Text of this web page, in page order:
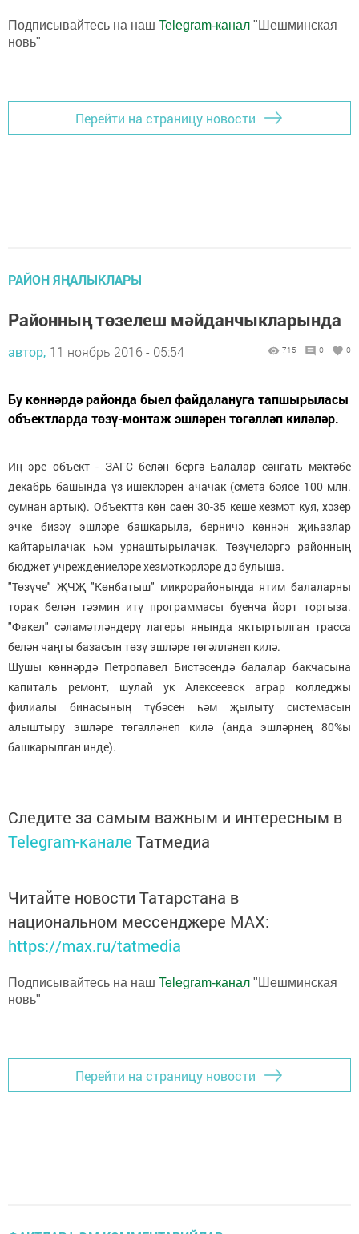
Подписывайтесь на наш Telegram-канал "Шешминская
новь"
Перейти на страницу новости
РАЙОН ЯҢАЛЫКЛАРЫ
Районның төзелеш мәйданчыкларында
автор, 11 ноябрь 2016 - 05:54 715 0 0
Бу көннәрдә районда быел файдалануга тапшырыласы
объектларда төзү-монтаж эшләрен төгәлләп киләләр.
Иң эре объект - ЗАГС белән бергә Балалар сәнгать мәктәбе
декабрь башында үз ишекләрен ачачак (смета бәясе 100 млн.
сумнан артык). Объектта көн саен 30-35 кеше хезмәт куя, хәзер
эчке бизәү эшләре башкарыла, берничә көннән җиһазлар
кайтарылачак һәм урнаштырылачак. Төзүчеләргә районның
бюджет учреждениеләре хезмәткәрләре дә булыша.
"Төзүче" ҖЧҖ "Көнбатыш" микрорайонында ятим балаларны
торак белән тәэмин итү программасы буенча йорт торгыза.
"Факел" сәламәтләндерү лагеры янында яктыртылган трасса
белән чаңгы базасын төзү эшләре төгәлләнеп килә.
Шушы көннәрдә Петропавел Бистәсендә балалар бакчасына
капиталь ремонт, шулай ук Алексеевск аграр колледжы
филиалы бинасының түбәсен һәм җылыту системасын
алыштыру эшләре төгәлләнеп килә (анда эшләрнең 80%ы
башкарылган инде).
Следите за самым важным и интересным в
Telegram-канале Татмедиа
Читайте новости Татарстана в
национальном мессенджере MАХ:
https://max.ru/tatmedia
Подписывайтесь на наш Telegram-канал "Шешминская
новь"
Перейти на страницу новости